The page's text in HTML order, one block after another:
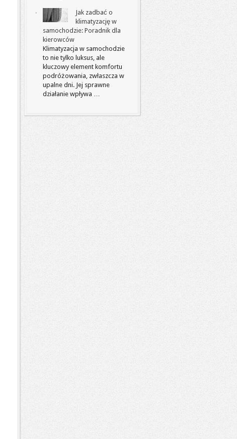
Jak zadbać o
klimatyzację w
samochodzie: Poradnik dla
kierowców
Klimatyzacja w samochodzie
to nie tylko luksus, ale
kluczowy element komfortu
podróżowania, zwłaszcza w
upalne dni. Jej sprawne
działanie wpływa …